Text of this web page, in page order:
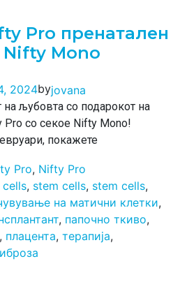
Pro пренатален
Nifty Mono
2024byjovana
љубовта со подарокот на
Pro со секое Nifty Mono!
покажете
Pro, Nifty Pro
cells, stem cells, stem cells,
на матични клетки,
, папочно ткиво,
, плацента, терапија,